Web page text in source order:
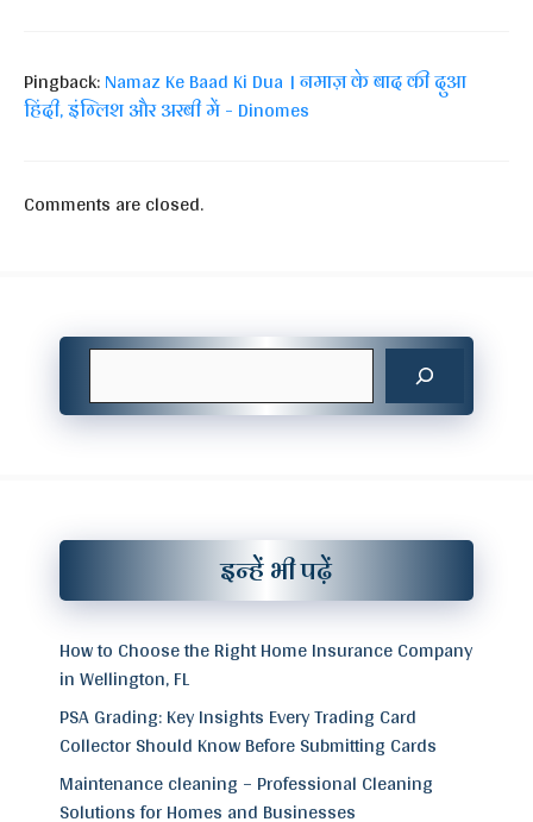
Pingback:Namaz Ke Baad Ki Dua । नमाज़ के बाद की दुआ
हिंदी, इंग्लिश और अरबी में - Dinomes
Comments are closed.
Search
इन्हें भी पढ़ें
How to Choose the Right Home Insurance Company
in Wellington, FL
PSA Grading: Key Insights Every Trading Card
Collector Should Know Before Submitting Cards
Maintenance cleaning – Professional Cleaning
Solutions for Homes and Businesses